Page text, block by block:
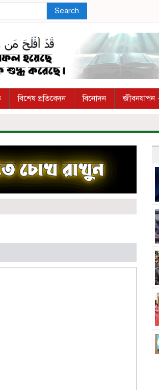
Search
বিশেষ প্রতিবেদন বিনোদন জীবনযাপন